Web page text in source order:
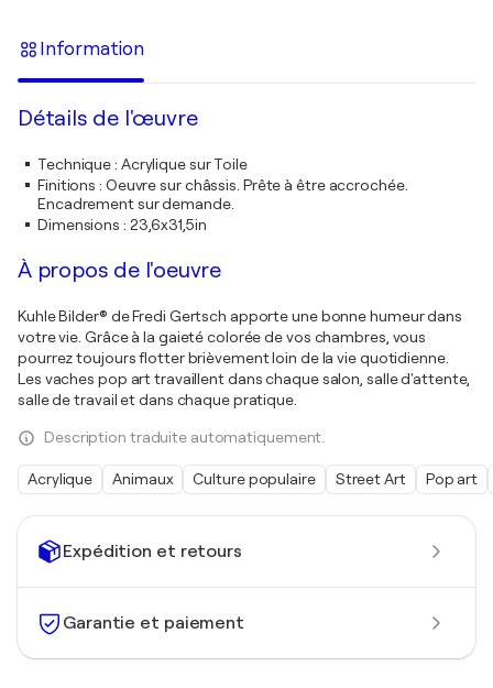
Expédition et retours
Garantie et paiement
Information
Détails de l'œuvre
Technique: Acrylique sur Toile
Finitions : Oeuvre sur châssis. Prête à être accrochée.
Encadrement sur demande.
Dimensions : 23,6x31,5in
À propos de l'oeuvre
Kuhle Bilder® de Fredi Gertsch apporte une bonne humeur dans
votre vie. Grâce à la gaieté colorée de vos chambres, vous
pourrez toujours flotter brièvement loin de la vie quotidienne.
Les vaches pop art travaillent dans chaque salon, salle d'attente,
salle de travail et dans chaque pratique.
Description traduite automatiquement.
Acrylique Animaux Culture populaire Street Art Pop art